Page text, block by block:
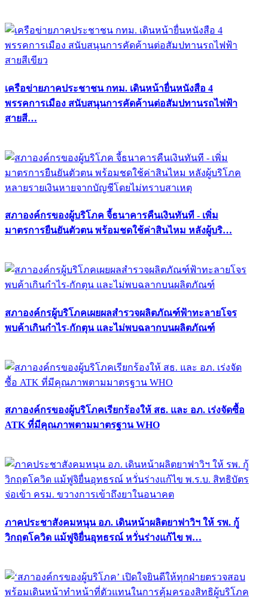
เครือข่ายภาคประชาชน กทม. เดินหน้ายื่นหนังสือ 4
พรรคการเมือง สนับสนุนการคัดค้านต่อสัมปทานรถไฟฟ้า
สายสี…
สภาองค์กรของผู้บริโภค จี้ธนาคารคืนเงินทันที - เพิ่ม
มาตรการยืนยันตัวตน พร้อมชดใช้ค่าสินไหม หลังผู้บริ…
สภาองค์กรผู้บริโภคเผยผลสำรวจผลิตภัณฑ์ฟ้าทะลายโจร
พบค้าเกินกำไร-กักตุน และไม่พบฉลากบนผลิตภัณฑ์
สภาองค์กรของผู้บริโภคเรียกร้องให้ สธ. และ อภ. เร่งจัดซื้อ
ATK ที่มีคุณภาพตามมาตรฐาน WHO
ภาคประชาสังคมหนุน อภ. เดินหน้าผลิตยาฟาวิฯ ให้ รพ. กู้
วิกฤตโควิด แม้ฟูจิยื่นอุทธรณ์ หวั่นร่างแก้ไข พ…